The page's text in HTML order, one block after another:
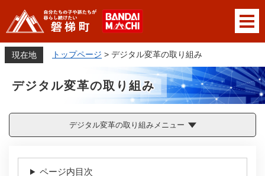
ジ
の
先
メニューを飛ばして本文へ
現在地 トップページ > デジタル変革の取り組み
デジタル変革の取り組み
デジタル変革の取り組みメニュー
ページ内目次